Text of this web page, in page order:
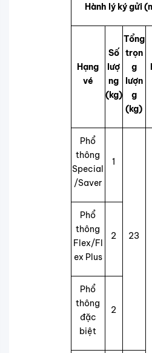
Hành lý ký gửi
Hạng
vé
Số
lượ
ng
(kg)
Tổng
trọn
g
lượn
g
(kg)
Phổ
thông
Special
/Saver
1
23
Phổ
thông
Flex/Fl
ex Plus
2
Phổ
thông
đặc
biệt
2